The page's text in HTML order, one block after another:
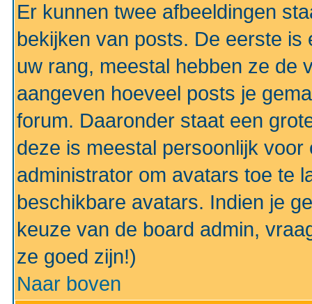
Er kunnen twee afbeeldingen
bekijken van posts. De eerste
uw rang, meestal hebben ze de
aangeven hoeveel posts je
forum. Daaronder staat een
deze is meestal persoonlijk
administrator om avatars toe te
beschikbare avatars. Indien je
keuze van de board admin,
ze goed zijn!)
Naar boven